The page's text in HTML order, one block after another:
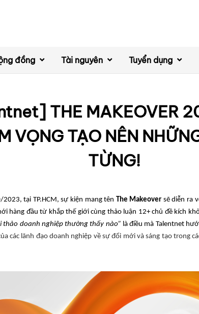
đồng Tài nguyên Tuyển dụng
THE MAKEOVER
VỌNG TẠO NÊN
TỪNG!
tại TP.HCM, sự kiện mang tên The Makeover sẽ diễn ra
hàng đầu từ khắp thế giới cùng thảo luận 12+ chủ đề kích
thảo doanh nghiệp thường thấy nào” là điều mà Talentnet
các lãnh đạo doanh nghiệp về sự đổi mới và sáng tạo trong